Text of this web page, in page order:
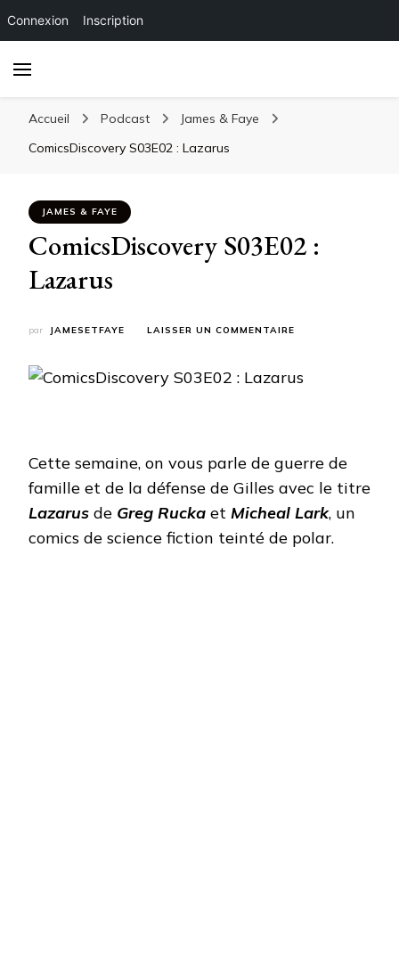
Connexion Inscription
Accueil Podcast
James & Faye
ComicsDiscovery S03E02 : Lazarus
JAMES & FAYE
ComicsDiscovery S03E02 :
Lazarus
par JAMESETFAYE LAISSER UN COMMENTAIRE
:
Cette semaine, on vous parle de guerre de
famille et de la défense de Gilles avec le titre
Lazarus de Greg Rucka et Micheal Lark, un
comics de science fiction teinté de polar.